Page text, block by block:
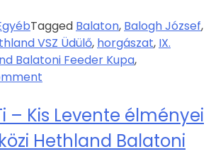
Tagged Balaton, Balogh József,
VSZ Üdülő, horgászat, IX.
Balatoni Feeder Kupa,
– Kis Levente élményei
Hethland Balatoni